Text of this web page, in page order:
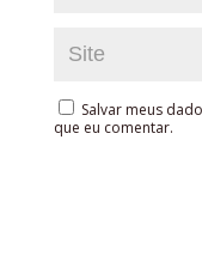
Salvar meus
que eu comentar.